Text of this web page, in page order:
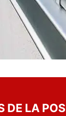
DE LA